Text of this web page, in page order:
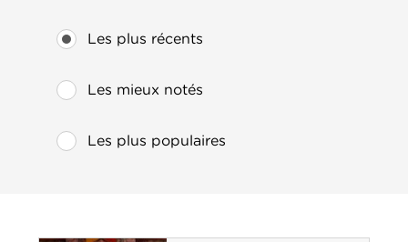
Les plus récents
Les mieux notés
Les plus populaires